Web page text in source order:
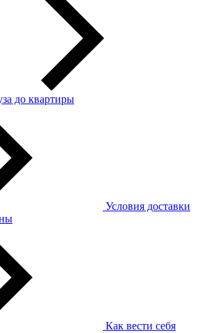
до квартиры
Условия доставки
Как вести себя